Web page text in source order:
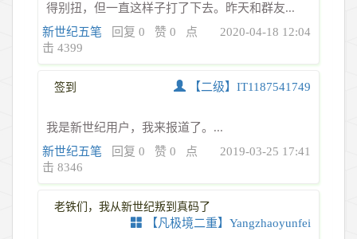
得别扭，但一直这样子打了下去。昨天和群友...
2020-04-18 12:04
新世纪五笔 回复 0 赞 0
点
击 4399
签到 【二级】IT1187541749
我是新世纪用户，我来报道了。...
2019-03-25 17:41
新世纪五笔 回复 0 赞 0
点
击 8346
老铁们，我从新世纪叛到真码了
【凡极境二重】Yangzhaoyunfei